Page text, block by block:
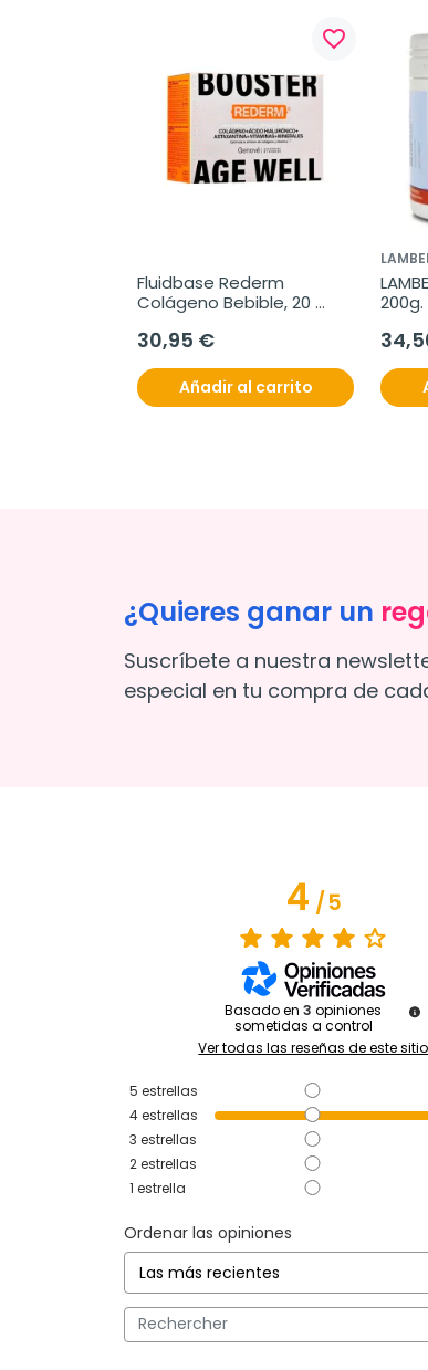
favorite_border
Fluidbase Rederm
Colágeno Bebible, 20
30,95 €
Añadir al carrito
200g.
¿Quieres ganar un
Suscríbete a nuestra
especial en tu compra de
4/5
Basado en3 opiniones
sometidas a control
Ver todas las reseñas de este sitio
5 estrellas
4estrellas
3 estrellas
2estrellas
1 estrella
Ordenar las opiniones